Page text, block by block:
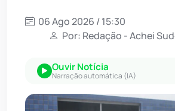
06 Ago 2026 / 15:30
Por: Redação - Achei
Ouvir Notícia
Narração automática (IA)